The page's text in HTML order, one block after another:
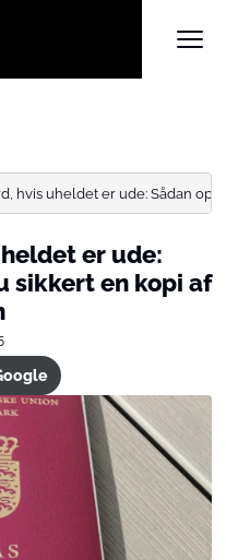
hvis uheldet er ude: Sådan
er ude:
sikkert en kopi af